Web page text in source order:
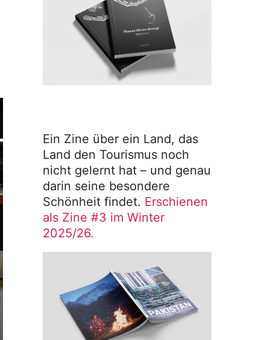
Ein Zine über ein Land, das
Land den Tourismus noch
nicht gelernt hat – und genau
darin seine besondere
Schönheit findet. Erschienen
als Zine #3 im Winter
2025/26.